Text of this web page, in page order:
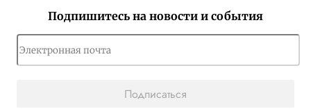
Подпишитесь на новости и события
Подписаться